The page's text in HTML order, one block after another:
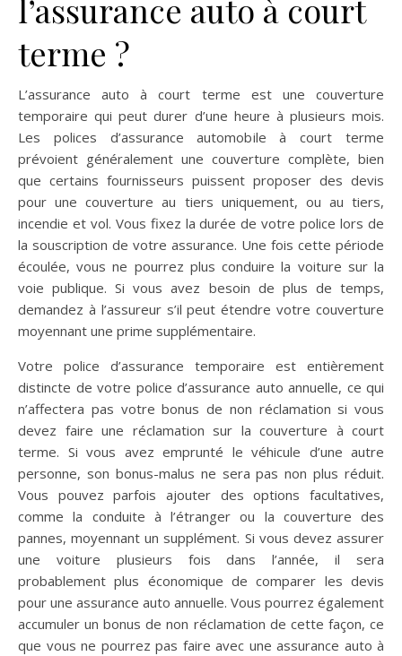
l’assurance auto à court
terme ?
L’assurance auto à court terme est une couverture
temporaire qui peut durer d’une heure à plusieurs mois.
Les polices d’assurance automobile à court terme
prévoient généralement une couverture complète, bien
que certains fournisseurs puissent proposer des devis
pour une couverture au tiers uniquement, ou au tiers,
incendie et vol. Vous fixez la durée de votre police lors de
la souscription de votre assurance. Une fois cette période
écoulée, vous ne pourrez plus conduire la voiture sur la
voie publique. Si vous avez besoin de plus de temps,
demandez à l’assureur s’il peut étendre votre couverture
moyennant une prime supplémentaire.
Votre police d’assurance temporaire est entièrement
distincte de votre police d’assurance auto annuelle, ce qui
n’affectera pas votre bonus de non réclamation si vous
devez faire une réclamation sur la couverture à court
terme. Si vous avez emprunté le véhicule d’une autre
personne, son bonus-malus ne sera pas non plus réduit.
Vous pouvez parfois ajouter des options facultatives,
comme la conduite à l’étranger ou la couverture des
pannes, moyennant un supplément. Si vous devez assurer
une voiture plusieurs fois dans l’année, il sera
probablement plus économique de comparer les devis
pour une assurance auto annuelle. Vous pourrez également
accumuler un bonus de non réclamation de cette façon, ce
que vous ne pourrez pas faire avec une assurance auto à